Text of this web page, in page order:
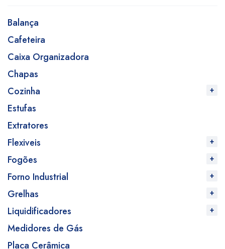
Balança
Cafeteira
Caixa Organizadora
Chapas
Cozinha
Estufas
Extratores
Flexiveis
Fogões
Forno Industrial
Grelhas
Liquidificadores
Medidores de Gás
Placa Cerâmica